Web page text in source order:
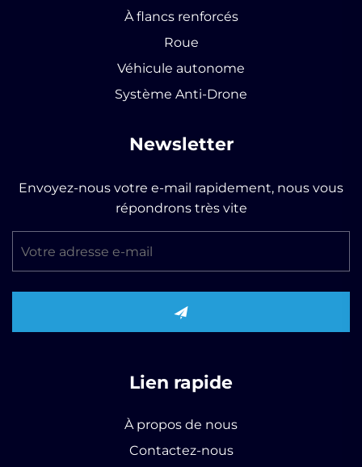
À flancs renforcés
Roue
Véhicule autonome
Système Anti-Drone
Newsletter
Envoyez-nous votre e-mail rapidement, nous vous
répondrons très vite
Lien rapide
À propos de nous
Contactez-nous